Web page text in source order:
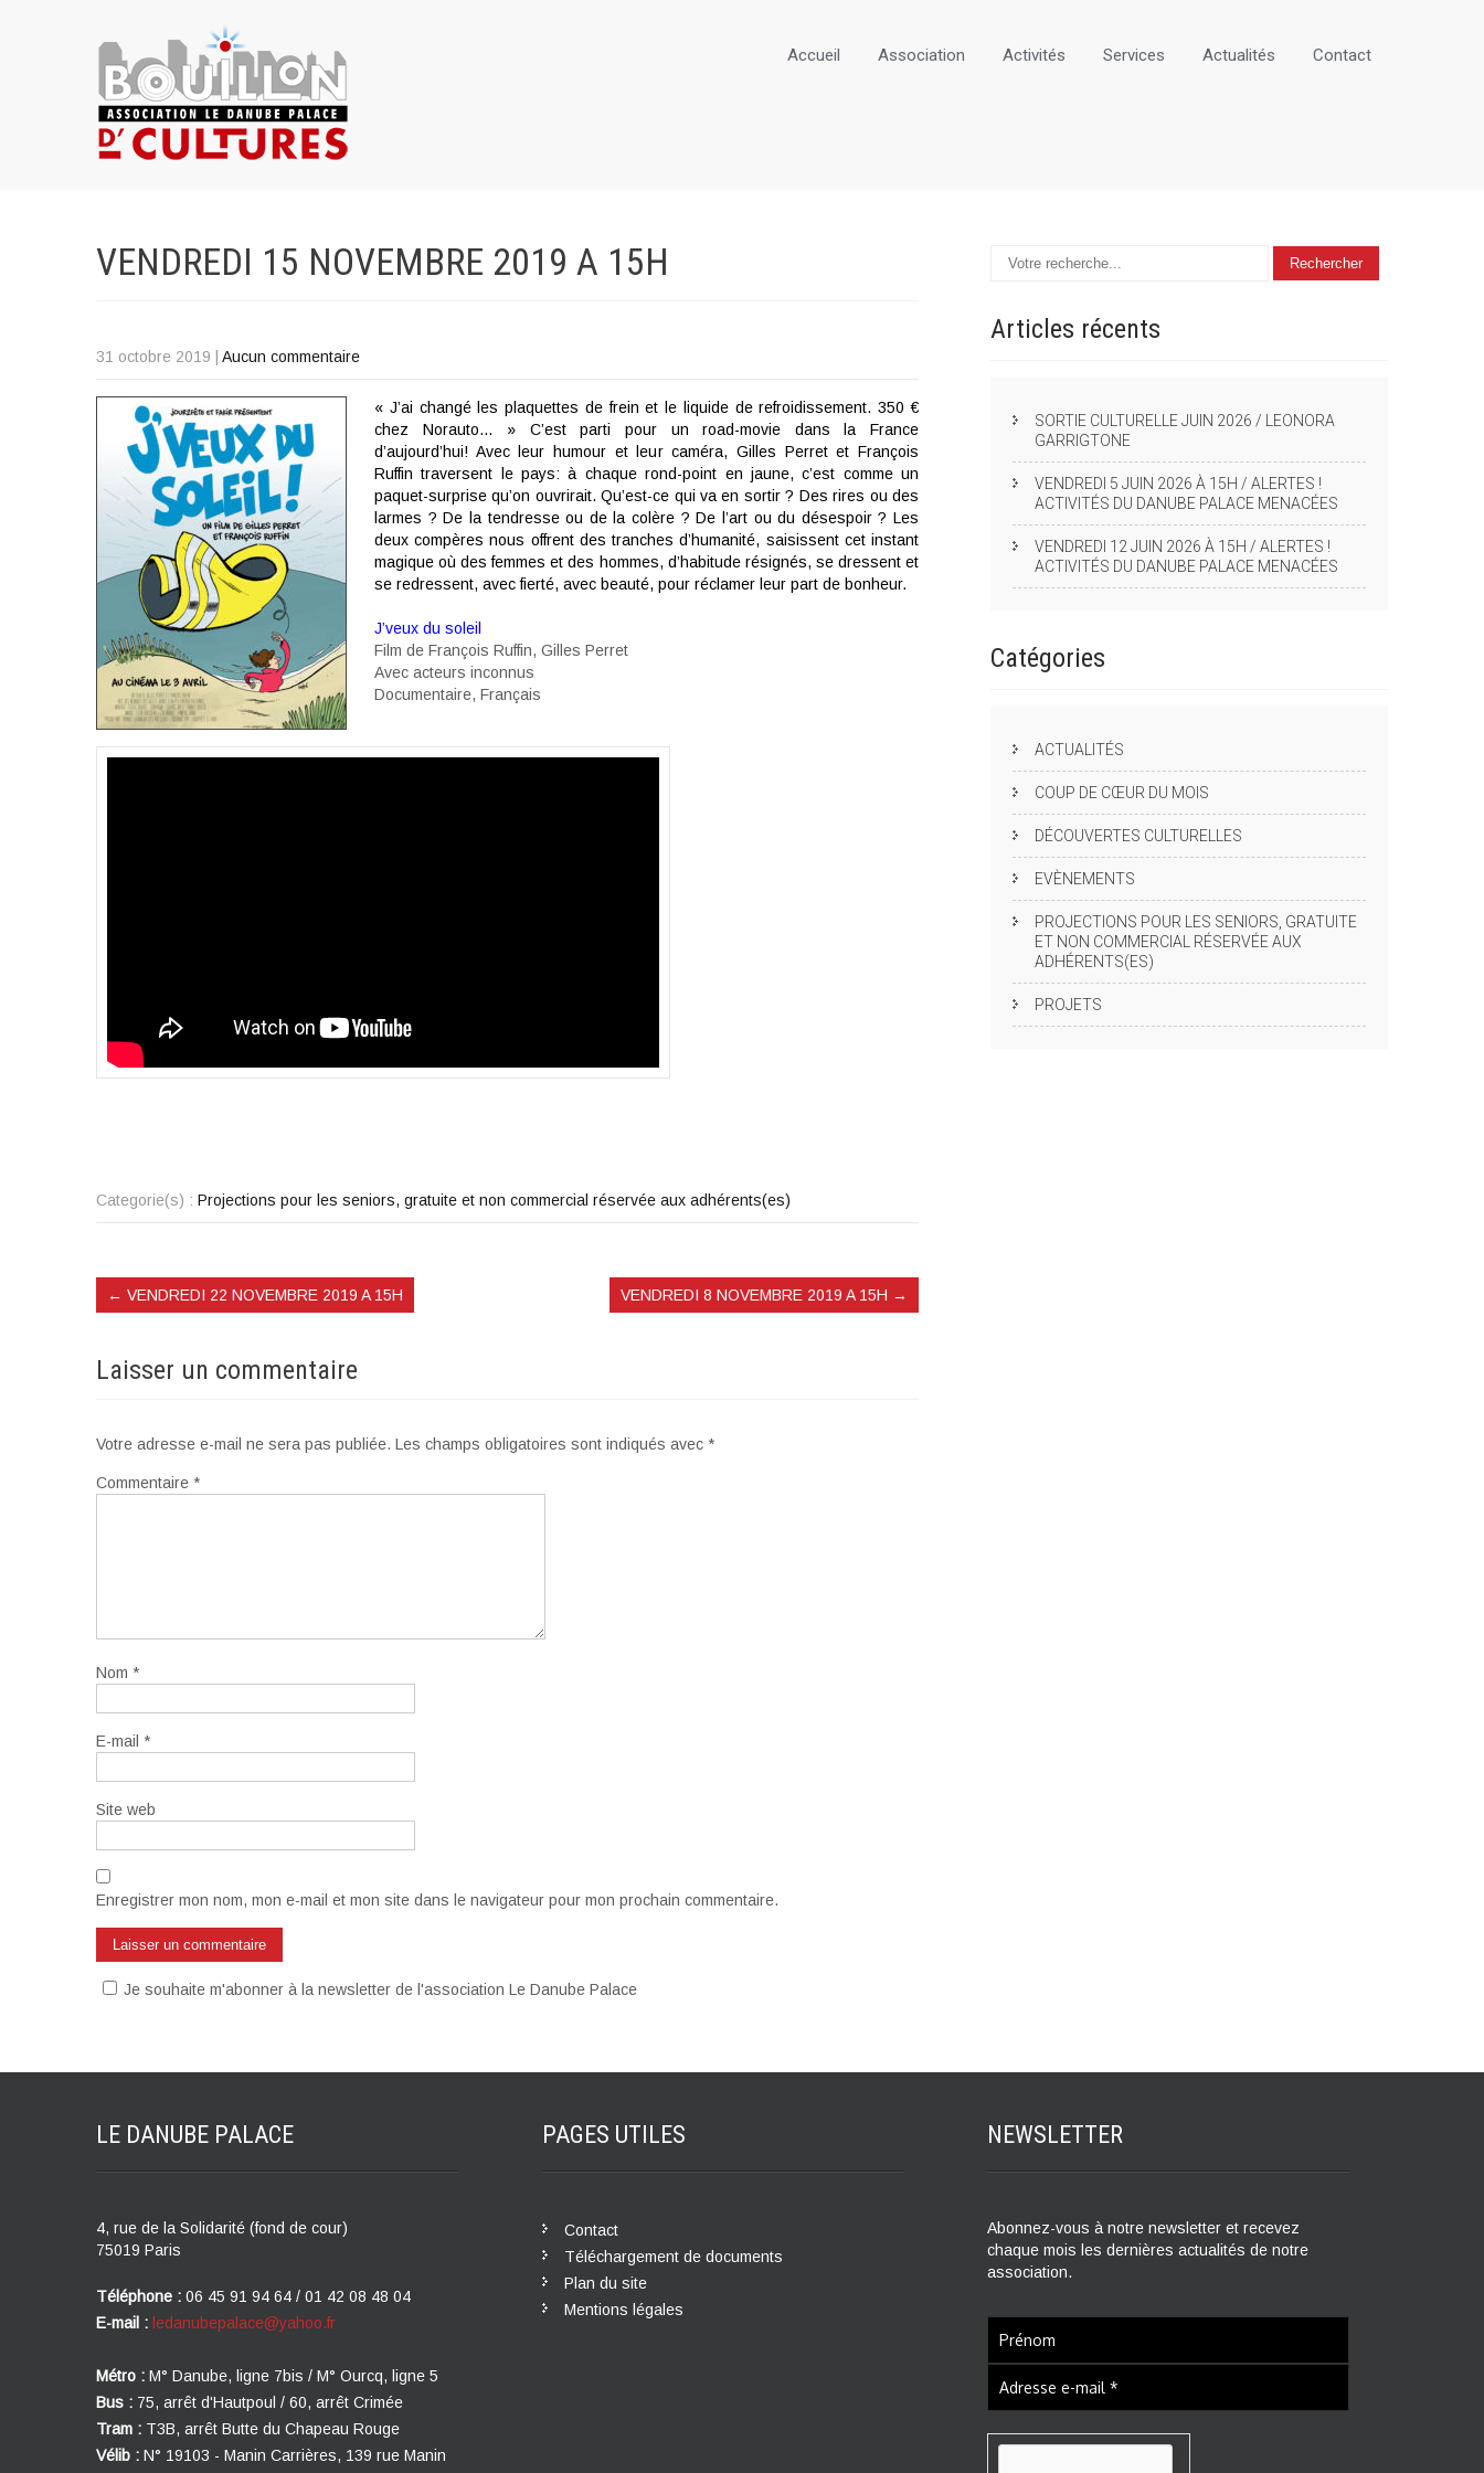
Accueil Association Activités Services Actualités Contact
VENDREDI 15 NOVEMBRE 2019 A 15H
31 octobre 2019 Aucun commentaire
« J’ai changé les plaquettes de frein et le liquide de refroidissement. 350 €
chez Norauto… » C’est parti pour un road-movie dans la France
d’aujourd’hui! Avec leur humour et leur caméra, Gilles Perret et François
Ruffin traversent le pays: à chaque rond-point en jaune, c’est comme un
paquet-surprise qu’on ouvrirait. Qu’est-ce qui va en sortir ? Des rires ou des
larmes ? De la tendresse ou de la colère ? De l’art ou du désespoir ? Les
deux compères nous offrent des tranches d’humanité, saisissent cet instant
magique où des femmes et des hommes, d’habitude résignés, se dressent et
se redressent, avec fierté, avec beauté, pour réclamer leur part de bonheur.
J’veux du soleil
Film de François Ruffin, Gilles Perret
Avec acteurs inconnus
Documentaire, Français
Categorie(s) : Projections pour les seniors, gratuite et non commercial réservée aux adhérents(es)
← VENDREDI 22 NOVEMBRE 2019 A 15H VENDREDI 8 NOVEMBRE 2019 A 15H →
Laisser un commentaire
Votre adresse e-mail ne sera pas publiée. Les champs obligatoires sont indiqués avec *
Commentaire *
Nom *
E-mail *
Site web
Enregistrer mon nom, mon e-mail et mon site dans le navigateur pour mon prochain commentaire.
Je souhaite m'abonner à la newsletter de l'association Le Danube Palace
Articles récents
SORTIE CULTURELLE JUIN 2026 / LEONORA
GARRIGTONE
VENDREDI 5 JUIN 2026 À 15H / ALERTES !
ACTIVITÉS DU DANUBE PALACE MENACÉES
VENDREDI 12 JUIN 2026 À 15H / ALERTES !
ACTIVITÉS DU DANUBE PALACE MENACÉES
Catégories
ACTUALITÉS
COUP DE CŒUR DU MOIS
DÉCOUVERTES CULTURELLES
EVÈNEMENTS
PROJECTIONS POUR LES SENIORS, GRATUITE
ET NON COMMERCIAL RÉSERVÉE AUX
ADHÉRENTS(ES)
PROJETS
LE DANUBE PALACE
4, rue de la Solidarité (fond de cour)
75019 Paris
Téléphone : 06 45 91 94 64 / 01 42 08 48 04
E-mail : ledanubepalace@yahoo.fr
Métro : M° Danube, ligne 7bis / M° Ourcq, ligne 5
Bus : 75, arrêt d'Hautpoul / 60, arrêt Crimée
Tram : T3B, arrêt Butte du Chapeau Rouge
Vélib : N° 19103 - Manin Carrières, 139 rue Manin
PAGES UTILES
Contact
Téléchargement de documents
Plan du site
Mentions légales
NEWSLETTER
Abonnez-vous à notre newsletter et recevez
chaque mois les dernières actualités de notre
association.